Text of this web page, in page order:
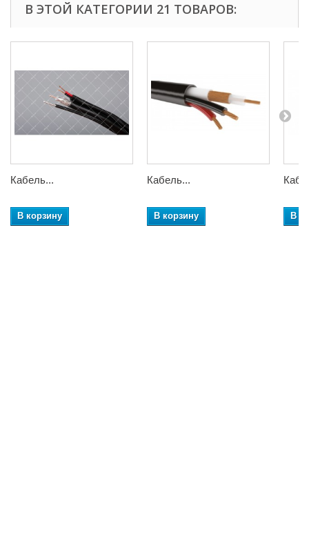
В ЭТОЙ КАТЕГОРИИ 21 ТОВАРОВ:
Кабель...
В корзину
Кабель...
В корзину В